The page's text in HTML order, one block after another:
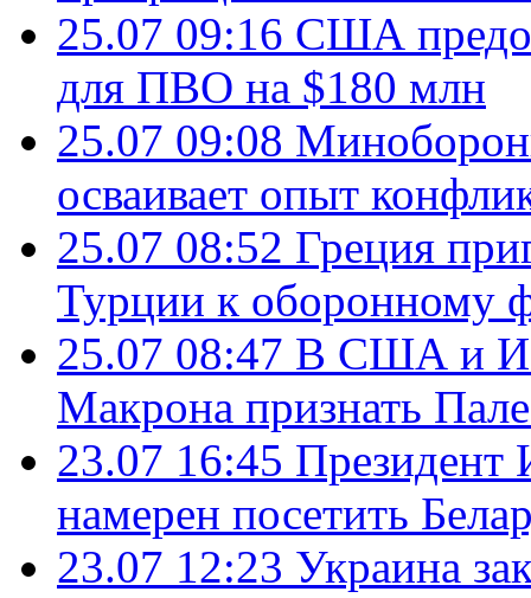
25.07 09:16 США
для ПВО на $180 млн
25.07 09:08
осваивает опыт
25.07 08:52 Греция
Турции к оборонному
25.07 08:47 В США и
Макрона признать
23.07 16:45 Президент
намерен посетить
23.07 12:23 Украина